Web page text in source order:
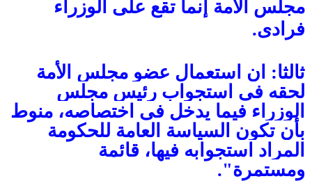
مجلس الأمة إنما تقع على الوزراء
فرادى.
ثالثا: ان استعمال عضو مجلس الأمة
لحقه في استجواب رئيس مجلس
الوزراء فيما يدخل في اختصاصه، منوط
بأن تكون السياسة العامة للحكومة
المراد استجوابه فيها، قائمة
ومستمرة".